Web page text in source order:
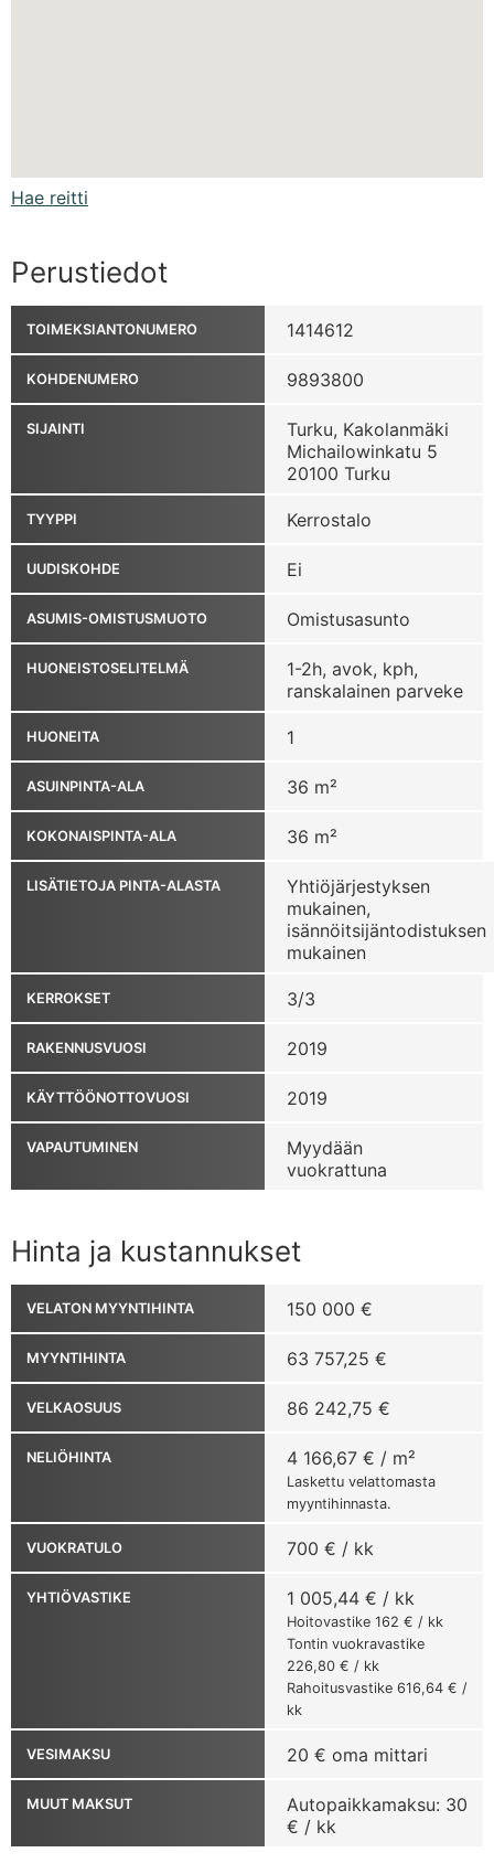
Hae reitti
Perustiedot
TOIMEKSIANTONUMERO 1414612
KOHDENUMERO 9893800
SIJAINTI
Turku, Kakolanmäki
Michailowinkatu 5
20100 Turku
TYYPPI Kerrostalo
UUDISKOHDE Ei
ASUMIS-OMISTUSMUOTO Omistusasunto
HUONEISTOSELITELMÄ
1-2h, avok, kph,
ranskalainen parveke
HUONEITA 1
ASUINPINTA-ALA 36 m²
KOKONAISPINTA-ALA 36 m²
LISÄTIETOJA PINTA-ALASTA
Yhtiöjärjestyksen
mukainen,
isännöitsijäntodistuksen
mukainen
KERROKSET 3/3
RAKENNUSVUOSI 2019
KÄYTTÖÖNOTTOVUOSI 2019
VAPAUTUMINEN
Myydään
vuokrattuna
Hinta ja kustannukset
VELATON MYYNTIHINTA 150 000 €
MYYNTIHINTA 63 757,25 €
VELKAOSUUS 86 242,75 €
NELIÖHINTA 4 166,67 € / m²
Laskettu velattomasta
myyntihinnasta.
VUOKRATULO 700 € / kk
YHTIÖVASTIKE 1 005,44 € / kk
Hoitovastike 162 € / kk
Tontin vuokravastike
226,80 € / kk
Rahoitusvastike 616,64 € /
kk
VESIMAKSU 20 € oma mittari
MUUT MAKSUT
Autopaikkamaksu: 30
€ / kk